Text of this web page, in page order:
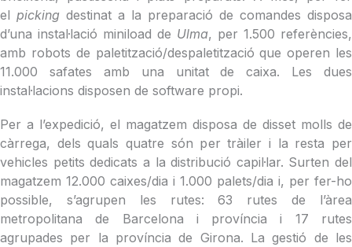
el picking destinat a la preparació de comandes disposa
d’una instal·lació miniload de Ulma, per 1.500 referències,
amb robots de paletització/despaletització que operen les
11.000 safates amb una unitat de caixa. Les dues
instal·lacions disposen de software propi.
Per a l’expedició, el magatzem disposa de disset molls de
càrrega, dels quals quatre són per tràiler i la resta per
vehicles petits dedicats a la distribució capil·lar. Surten del
magatzem 12.000 caixes/dia i 1.000 palets/dia i, per fer-ho
possible, s’agrupen les rutes: 63 rutes de l’àrea
metropolitana de Barcelona i província i 17 rutes
agrupades per la província de Girona. La gestió de les